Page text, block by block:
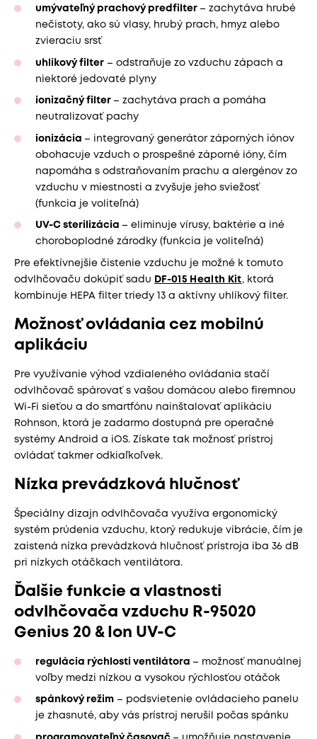
umývateľný prachový predfilter – zachytáva hrubé
nečistoty, ako sú vlasy, hrubý prach, hmyz alebo
zvieraciu srsť
uhlíkový filter – odstraňuje zo vzduchu zápach a
niektoré jedovaté plyny
ionizačný filter – zachytáva prach a pomáha
neutralizovať pachy
ionizácia – integrovaný generátor záporných iónov
obohacuje vzduch o prospešné záporné ióny, čím
napomáha s odstraňovaním prachu a alergénov zo
vzduchu v miestnosti a zvyšuje jeho sviežosť
(funkcia je voliteľná)
UV-C sterilizácia – eliminuje vírusy, baktérie a iné
choroboplodné zárodky (funkcia je voliteľná)
Pre efektívnejšie čistenie vzduchu je možné k tomuto
odvlhčovaču dokúpiť sadu
DF-015 Health Kit, ktorá
kombinuje HEPA filter triedy 13 a aktívny uhlíkový filter.
Možnosť ovládania cez mobilnú
aplikáciu
Pre využívanie výhod vzdialeného ovládania stačí
odvlhčovač spárovať s vašou domácou alebo firemnou
Wi-Fi sieťou a do smartfónu nainštalovať aplikáciu
Rohnson, ktorá je zadarmo dostupná pre operačné
systémy Android a iOS. Získate tak možnosť prístroj
ovládať takmer odkiaľkoľvek.
Nízka prevádzková hlučnosť
Špeciálny dizajn odvlhčovača využíva ergonomický
systém prúdenia vzduchu, ktorý redukuje vibrácie, čím je
zaistená nízka prevádzková hlučnosť prístroja iba 36 dB
pri nízkych otáčkach ventilátora.
Ďalšie funkcie a vlastnosti
odvlhčovača vzduchu R-95020
Genius 20 & Ion UV-C
regulácia rýchlosti ventilátora – možnosť manuálnej
voľby medzi nízkou a vysokou rýchlosťou otáčok
spánkový režim – podsvietenie ovládacieho panelu
je zhasnuté, aby vás prístroj nerušil počas spánku